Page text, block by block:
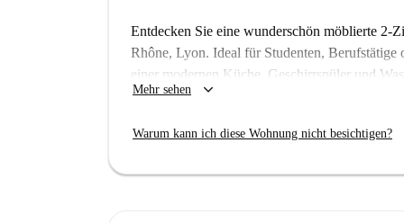
Entdecken Sie eine wunderschön möblierte 2-
Rhône, Lyon. Ideal für Studenten, Berufstätige
einer modernen Küche, Geschirrspüler und
bequem zu erreichen, und alle Nebenkosten
Auswahlverfahren unterzogen werden.
Die Wohnung befindet sich im lebendigen
Mehr sehen keyboard_arrow_down
Warum kann ich diese Wohnung nicht besichtigen?